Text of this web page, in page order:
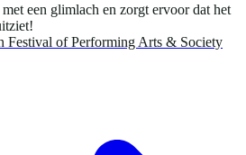
een glimlach en zorgt ervoor dat het
Festival of Performing Arts & Society